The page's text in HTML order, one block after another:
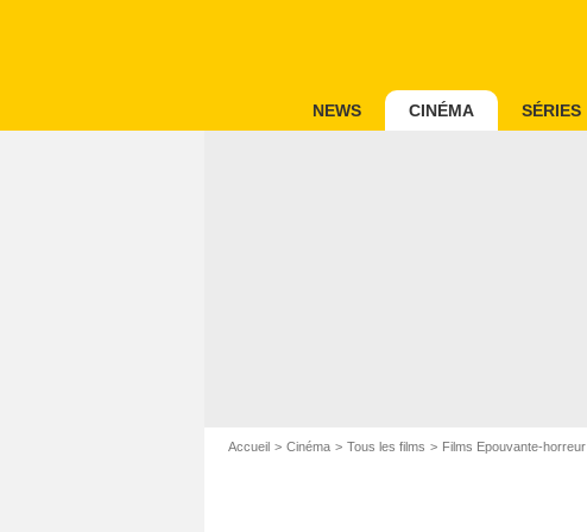
NEWS CINÉMA SÉRIES
Accueil Cinéma Tous les films Films Epouvante-horreur